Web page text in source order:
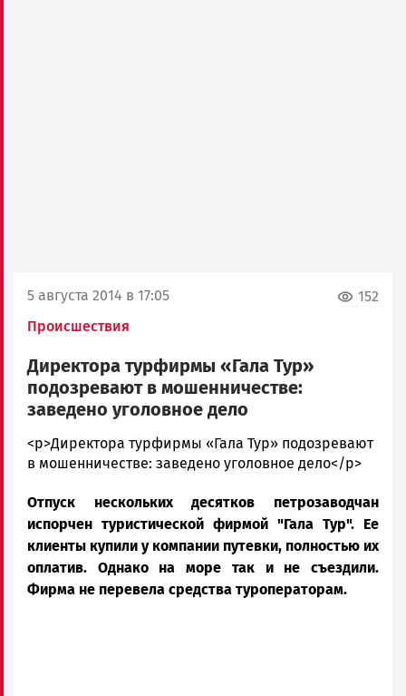
5 августа 2014 в 17:05
Происшествия
152
Директора турфирмы «Гала Тур»
подозревают в мошенничестве:
заведено уголовное дело
admintimur
Новости
и
Карелии
|
Петрозаводск
ГОВОРИТ
<p>Директора турфирмы «Гала Тур» подозревают
в мошенничестве: заведено уголовное дело</p>
Отпуск нескольких десятков петрозаводчан
испорчен туристической фирмой "Гала Тур". Ее
клиенты купили у компании путевки, полностью их
оплатив. Однако на море так и не съездили.
Фирма не перевела средства туроператорам.